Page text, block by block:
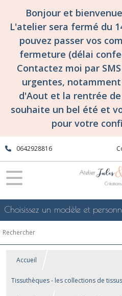
Bonjour et
L'atelier sera fermé du
pouvez passer vos
fermeture (délai
Contactez moi par
urgentes,
d'Aout et la rentrée de
souhaite un bel été et
pour votre
0642928816
Accueil
Tissuthèques - les collections de